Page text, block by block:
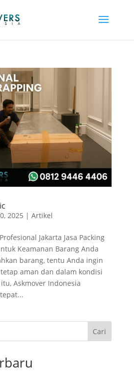
2025 | Artikel
Jakarta Jasa Packing
Keamanan Barang Anda
barang, tentu Anda ingin
aman dan dalam kondisi
Askmover Indonesia
Cari